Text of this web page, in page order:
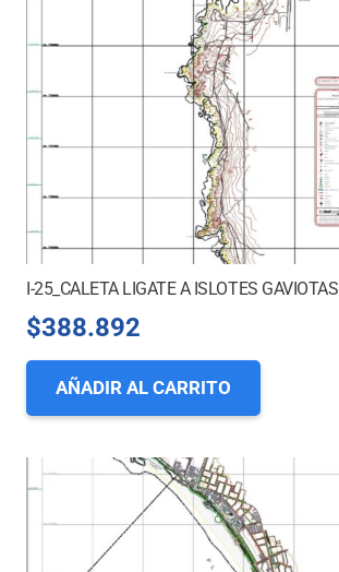
I-25_CALETA LIGATE A ISLOTES GAVIOTAS
$388.892
AÑADIR AL CARRITO